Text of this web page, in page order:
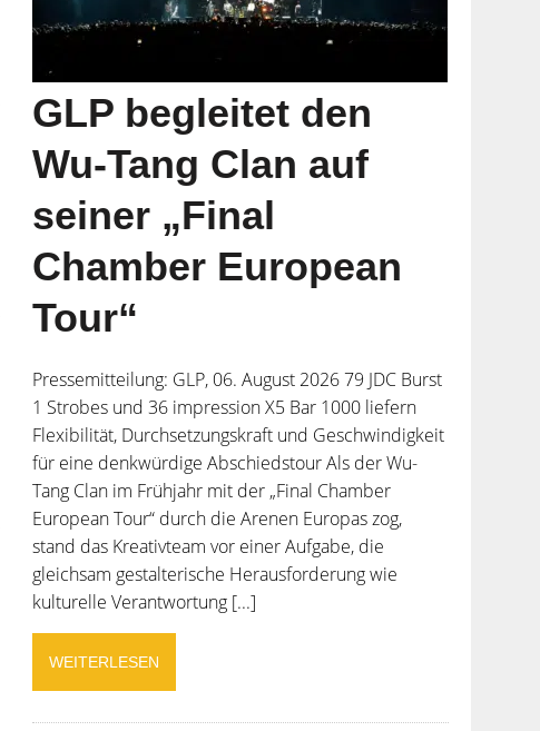
GLP begleitet den
Wu-Tang Clan auf
seiner „Final
Chamber European
Tour“
Pressemitteilung: GLP, 06. August 2026 79 JDC Burst
1 Strobes und 36 impression X5 Bar 1000 liefern
Flexibilität, Durchsetzungskraft und Geschwindigkeit
für eine denkwürdige Abschiedstour Als der Wu-
Tang Clan im Frühjahr mit der „Final Chamber
European Tour“ durch die Arenen Europas zog,
stand das Kreativteam vor einer Aufgabe, die
gleichsam gestalterische Herausforderung wie
kulturelle Verantwortung [...]
WEITERLESEN